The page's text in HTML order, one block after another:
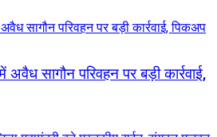
अवैध सागौन परिवहन पर बड़ी कार्रवाई,